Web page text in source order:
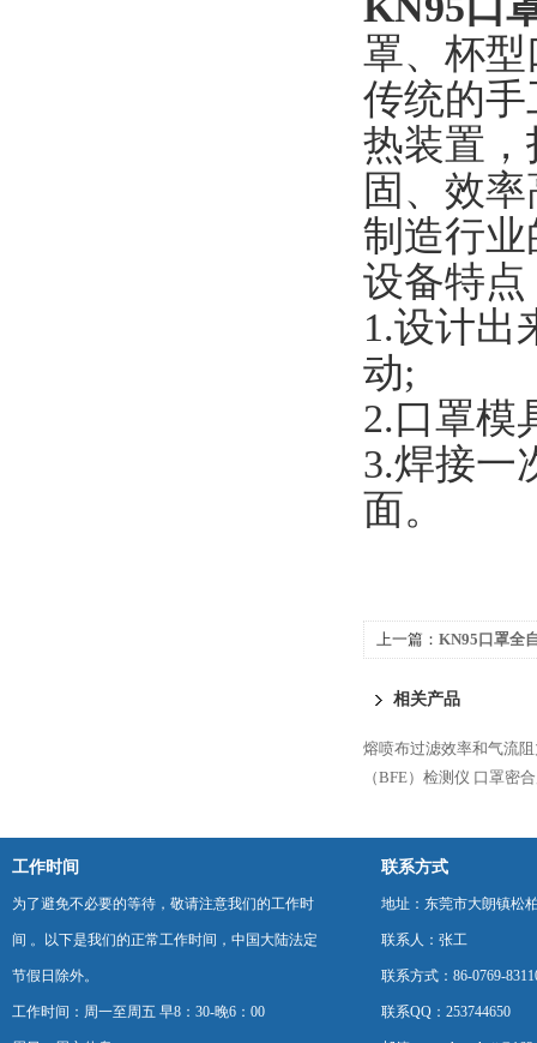
罩、杯
传统的
热装置
固、效
制造行
设备特点
1.设计出
动;
2.口罩模
3.焊接一
面。
上一篇： KN95口罩全
相关产品
熔喷布过滤效率和气流
（BFE）检测仪 口罩密
工作时间
为了避免不必要的等待，敬请注意我们的工作时
间 。以下是我们的正常工作时间，中国大陆法定
节假日除外。
工作时间：周一至周五 早8：30-晚6：00
联系方式
地址：东莞市大朗镇松
联系人：张工
联系方式：86-0769-
联系QQ：253744650